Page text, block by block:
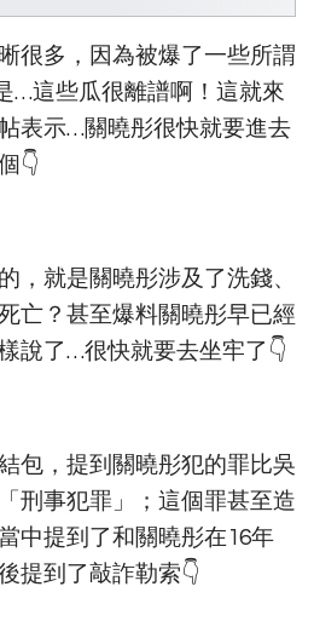
很多，因為被爆了一些所謂
…這些瓜很離譜啊！這就來
表示…關曉彤很快就要進去
👇
，就是關曉彤涉及了洗錢、
亡？甚至爆料關曉彤早已經
說了…很快就要去坐牢了👇
包，提到關曉彤犯的罪比吳
刑事犯罪」；這個罪甚至造
中提到了和關曉彤在16年
提到了敲詐勒索👇